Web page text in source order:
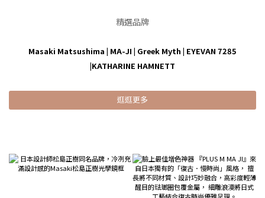
精選品牌
Masaki Matsushima | MA-JI | Greek Myth | EYEVAN 7285
|KATHARINE HAMNETT
逛逛更多